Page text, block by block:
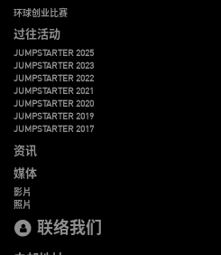
环球创业比赛
过往活动
JUMPSTARTER 2025
JUMPSTARTER 2023
JUMPSTARTER 2022
JUMPSTARTER 2021
JUMPSTARTER 2020
JUMPSTARTER 2019
JUMPSTARTER 2017
资讯
媒体
影片
照片
联络我们